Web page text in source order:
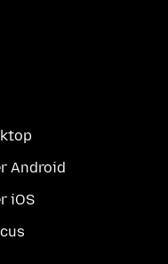
Android
iOS